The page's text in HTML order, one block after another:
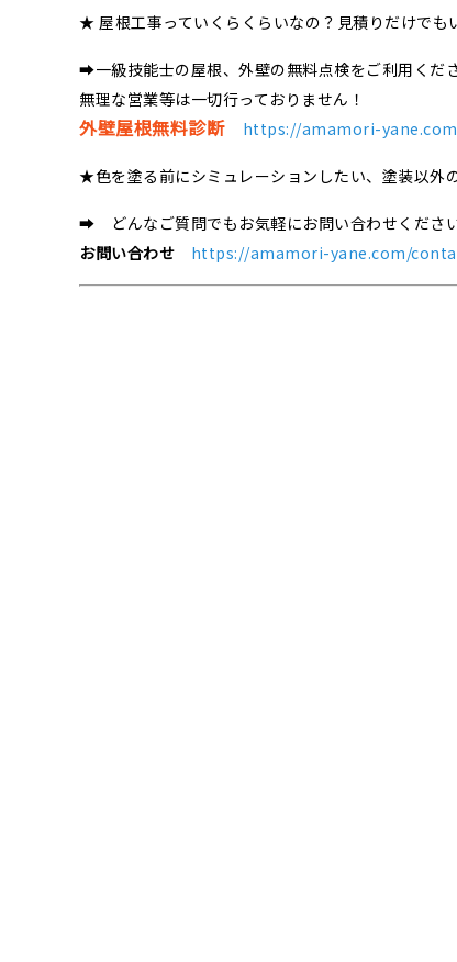
★ 屋根工事っていくらくらいなの？見積りだけでも
➡一級技能士の屋根、外壁の無料点検をご利用くだ
無理な営業等は一切行っておりません！
外壁屋根無料診断 https://amamori-
★色を塗る前にシミュレーションしたい、塗装以
➡ どんなご質問でもお気軽にお問い合わせくださ
お問い合わせ
https://amamori-yane.com/